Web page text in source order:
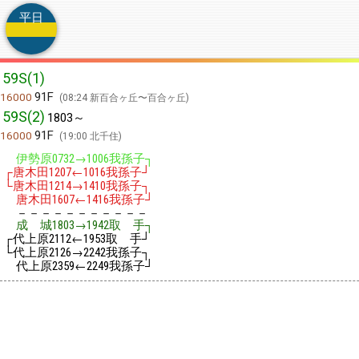
平日
59S(1)
16000 91F 08:24 新百合ヶ丘〜百合ヶ丘
59S(2) 1803～
16000 91F 19:00 北千住
伊勢原0732→1006我孫子┐
┌唐木田1207←1016我孫子┘
└唐木田1214→1410我孫子┐
唐木田1607←1416我孫子┘
－－－－－－－－－－－
成 城1803→1942取 手┐
┌代上原2112←1953取 手┘
└代上原2126→2242我孫子┐
代上原2359←2249我孫子┘